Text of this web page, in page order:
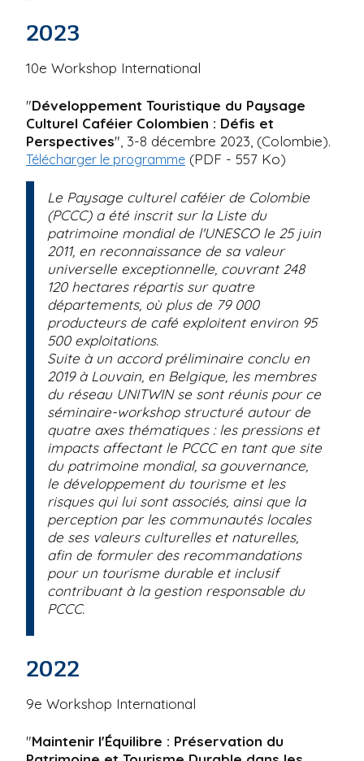
2023
10e Workshop International
"Développement Touristique du Paysage
Culturel Caféier Colombien : Défis et
Perspectives", 3-8 décembre 2023, (Colombie).
Télécharger le programme (PDF - 557 Ko)
Le Paysage culturel caféier de Colombie
(PCCC) a été inscrit sur la Liste du
patrimoine mondial de l'UNESCO le 25 juin
2011, en reconnaissance de sa valeur
universelle exceptionnelle, couvrant 248
120 hectares répartis sur quatre
départements, où plus de 79 000
producteurs de café exploitent environ 95
500 exploitations.
Suite à un accord préliminaire conclu en
2019 à Louvain, en Belgique, les membres
du réseau UNITWIN se sont réunis pour ce
séminaire-workshop structuré autour de
quatre axes thématiques : les pressions et
impacts affectant le PCCC en tant que site
du patrimoine mondial, sa gouvernance,
le développement du tourisme et les
risques qui lui sont associés, ainsi que la
perception par les communautés locales
de ses valeurs culturelles et naturelles,
afin de formuler des recommandations
pour un tourisme durable et inclusif
contribuant à la gestion responsable du
PCCC.
2022
9e Workshop International
"Maintenir l'Équilibre : Préservation du